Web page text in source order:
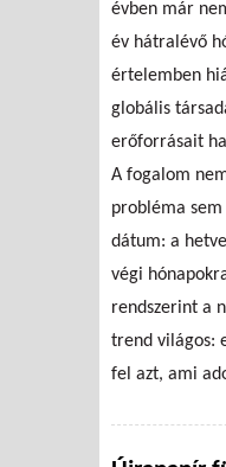
évben már
év hátralévő
értelemben
globális
erőforrásait
A fogalom
probléma
dátum: a
végi
rendszerint a
trend világos:
fel azt, ami